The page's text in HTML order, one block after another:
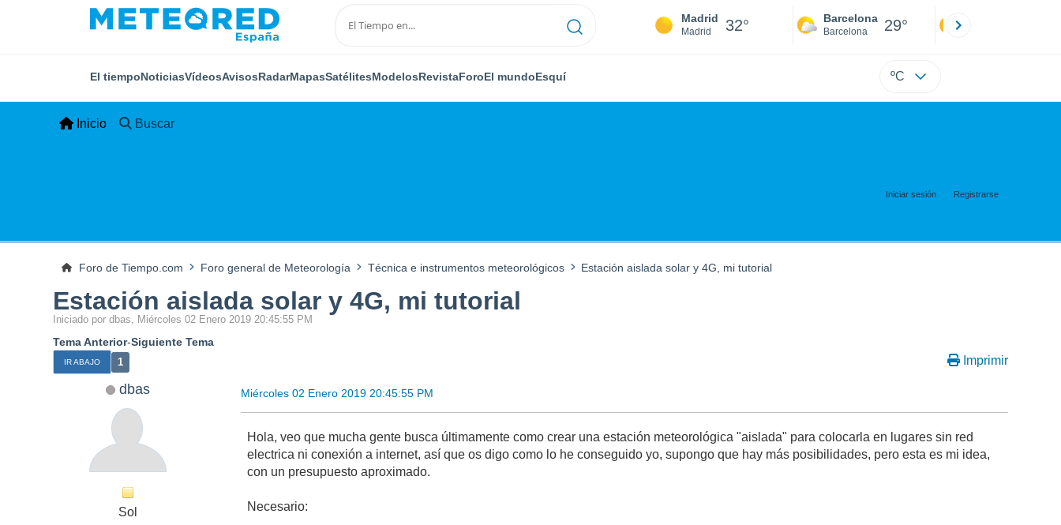
Madrid
Madrid 32° Barcelona
Barcelona 29°
El tiempoNoticiasVídeosAvisosRadarMapasSatélitesModelosRevistaForoEl mundoEsquí ºC
Inicio Buscar
Iniciar sesión Registrarse
Foro de Tiempo.com Foro general de Meteorología Técnica e instrumentos meteorológicos Estación aislada solar y 4G, mi tutorial
Estación aislada solar y 4G, mi tutorial
Iniciado por dbas, Miércoles 02 Enero 2019 20:45:55 PM
Tema Anterior-Siguiente Tema
IR ABAJO 1 Imprimir
dbas
Sol
Miércoles 02 Enero 2019 20:45:55 PM
Hola, veo que mucha gente busca últimamente como crear una estación meteorológica "aislada" para colocarla en lugares sin red
electrica ni conexión a internet, así que os digo como lo he conseguido yo, supongo que hay más posibilidades, pero esta es mi idea,
con un presupuesto aproximado.
Necesario: